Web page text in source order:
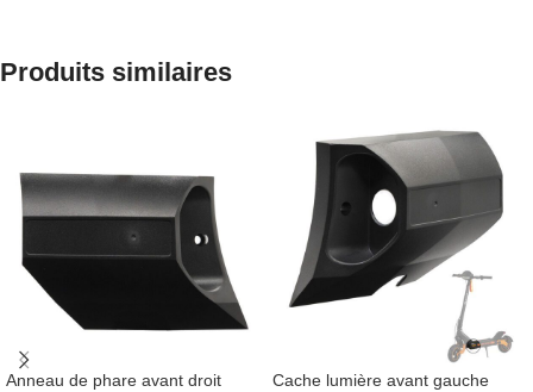
Produits similaires
Anneau de phare avant droit
Cache lumière avant gauche